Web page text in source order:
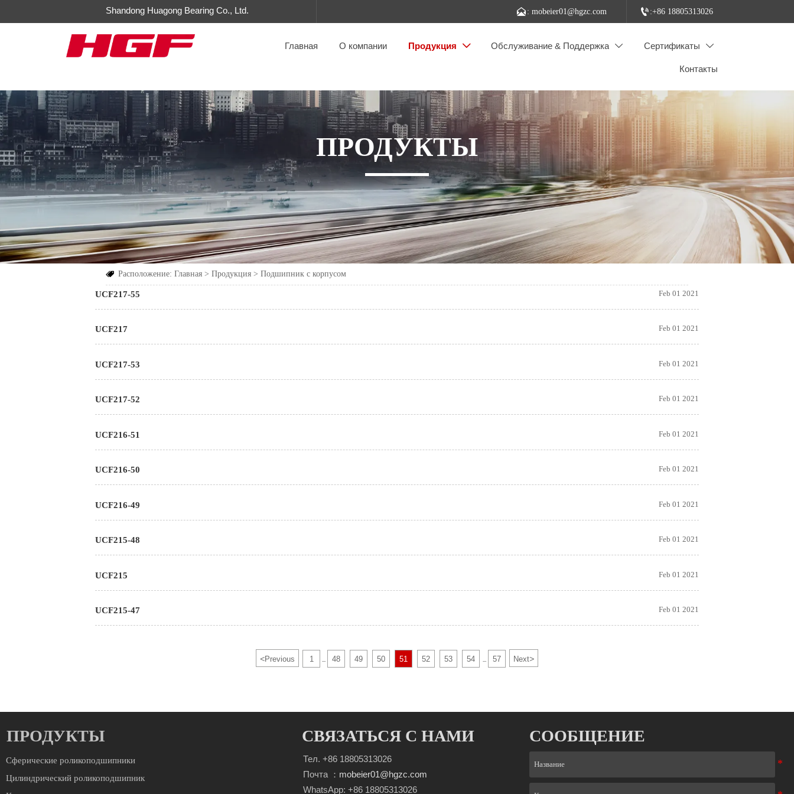
Shandong Huagong Bearing Co., Ltd. : mobeier01@hgzc.com :+86 18805313026
Главная О компании Продукция  Обслуживание & Поддержка  Сертификаты 
Контакты
ПРОДУКТЫ
 Расположение:Главная >Продукция >Подшипник с корпусом
UCF217-55 Feb 01 2021
UCF217 Feb 01 2021
UCF217-53 Feb 01 2021
UCF217-52 Feb 01 2021
UCF216-51 Feb 01 2021
UCF216-50 Feb 01 2021
UCF216-49 Feb 01 2021
UCF215-48 Feb 01 2021
UCF215 Feb 01 2021
UCF215-47 Feb 01 2021
<Previous 1 48 49 50 51 52 53 54 57 Next>
ПРОДУКТЫ
Сферические роликоподшипники
Цилиндрический роликоподшипник
СВЯЗАТЬСЯ С НАМИ
Тел. +86 18805313026
Почта ： mobeier01@hgzc.com
WhatsApp: +86 18805313026
СООБЩЕНИЕ